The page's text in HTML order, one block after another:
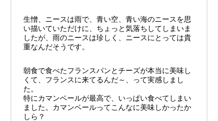
生憎、ニースは雨で、青い空、青い海のニースを思
い描いていただけに、ちょっと気落ちしてしまいま
したが、雨のニースは珍しく、ニースにとっては貴
重なんだそうです。
朝食で食べたフランスパンとチーズが本当に美味し
くて、フランスに来てるんだ～、って実感しまし
た。
特にカマンベールが最高で、いっぱい食べてしまい
ました。カマンベールってこんなに美味しかったか
しら？